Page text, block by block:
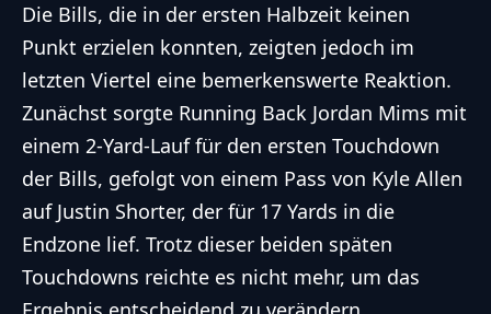
Die Bills, die in der ersten Halbzeit keinen
Punkt erzielen konnten, zeigten jedoch im
letzten Viertel eine bemerkenswerte Reaktion.
Zunächst sorgte Running Back Jordan Mims mit
einem 2-Yard-Lauf für den ersten Touchdown
der Bills, gefolgt von einem Pass von Kyle Allen
auf Justin Shorter, der für 17 Yards in die
Endzone lief. Trotz dieser beiden späten
Touchdowns reichte es nicht mehr, um das